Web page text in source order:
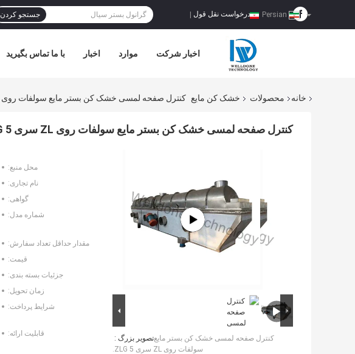
درخواست نقل قول جستجو کردن
با ما تماس بگیرید اخبار موارد اخبار شرکت
خانه محصولات خشک کن مایع کنترل صفحه لمسی خشک کن بستر مایع سولفات روی ZL سری ZLG 5.
کنترل صفحه لمسی خشک کن بستر مایع سولفات روی ZL سری ZLG 5.
تصویر بزرگ :کنترل صفحه لمسی خشک کن بستر مایع
سولفات روی ZL سری ZLG 5.
محل منبع:
نام تجاری:
گواهی:
شماره مدل:
مقدار حداقل تعداد سفارش:
قیمت:
جزئیات بسته بندی:
زمان تحویل:
شرایط پرداخت:
قابلیت ارائه: